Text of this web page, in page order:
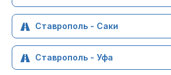
Ставрополь - Саки
Ставрополь - Уфа